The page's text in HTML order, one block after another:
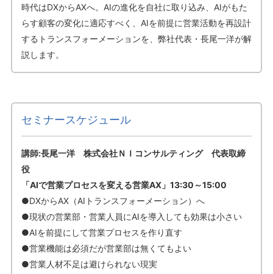
時代はDXからAXへ。AIの進化を自社に取り込み、AIがもた
らす顧客の変化に適応すべく、AIを前提に営業活動を再設計
するトランスフォーメーションを、弊社代表・長尾一洋が解
説します。
セミナースケジュール
講師:長尾一洋 株式会社ＮＩコンサルティング 代表取締
役
「AIで営業プロセスを変える営業AX」13:30～15:00
●DXからAX（AIトランスフォーメーション）へ
●現状の営業部・営業人員にAIを導入しても効果は小さい
●AIを前提にして営業プロセスを作り直す
●営業機能は必須だが営業部は無くてもよい
●営業人材不足は避けられない現実